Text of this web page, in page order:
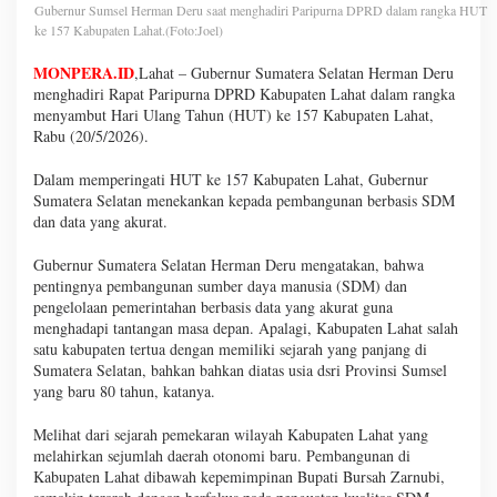
Gubernur Sumsel Herman Deru saat menghadiri Paripurna DPRD dalam rangka HUT
ke 157 Kabupaten Lahat.(Foto:Joel)
MONPERA.ID,Lahat – Gubernur Sumatera Selatan Herman Deru
menghadiri Rapat Paripurna DPRD Kabupaten Lahat dalam rangka
menyambut Hari Ulang Tahun (HUT) ke 157 Kabupaten Lahat,
Rabu (20/5/2026).
Dalam memperingati HUT ke 157 Kabupaten Lahat, Gubernur
Sumatera Selatan menekankan kepada pembangunan berbasis SDM
dan data yang akurat.
Gubernur Sumatera Selatan Herman Deru mengatakan, bahwa
pentingnya pembangunan sumber daya manusia (SDM) dan
pengelolaan pemerintahan berbasis data yang akurat guna
menghadapi tantangan masa depan. Apalagi, Kabupaten Lahat salah
satu kabupaten tertua dengan memiliki sejarah yang panjang di
Sumatera Selatan, bahkan bahkan diatas usia dsri Provinsi Sumsel
yang baru 80 tahun, katanya.
Melihat dari sejarah pemekaran wilayah Kabupaten Lahat yang
melahirkan sejumlah daerah otonomi baru. Pembangunan di
Kabupaten Lahat dibawah kepemimpinan Bupati Bursah Zarnubi,